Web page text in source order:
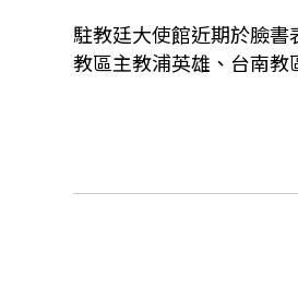
駐教廷大使館近期於臉
教區主教浦英雄、台南